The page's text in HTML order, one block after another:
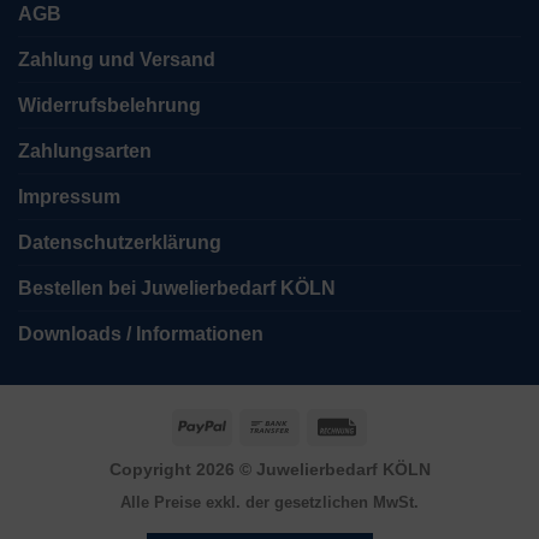
AGB
Zahlung und Versand
Widerrufsbelehrung
Zahlungsarten
Impressum
Datenschutzerklärung
Bestellen bei Juwelierbedarf KÖLN
Downloads / Informationen
PayPal
Bank
Copyright 2026 © Juwelierbedarf KÖLN
Alle Preise exkl. der gesetzlichen MwSt.